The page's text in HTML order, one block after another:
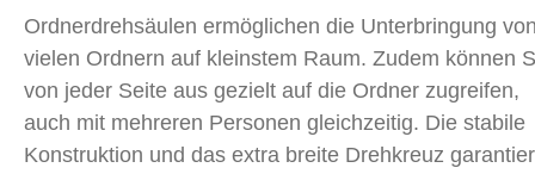
Ordnerdrehsäulen ermöglichen die Unterbringung
vielen Ordnern auf kleinstem Raum. Zudem können
von jeder Seite aus gezielt auf die Ordner zugreifen,
auch mit mehreren Personen gleichzeitig. Die stabile
Konstruktion und das extra breite Drehkreuz